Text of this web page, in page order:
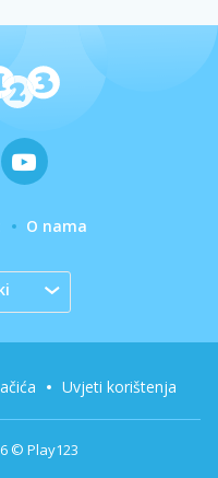
O nama
© Play123
Uvjeti korištenja